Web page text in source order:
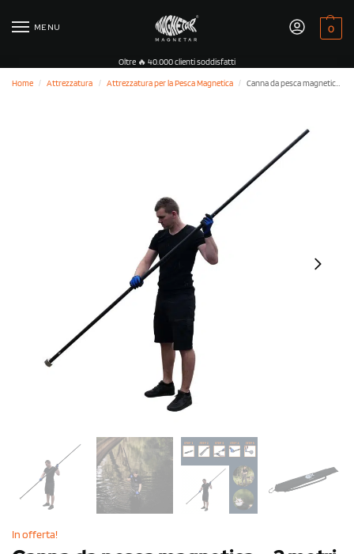
MENU 0
Oltre 🔥 40.000 clienti soddisfatti
Home
/ Attrezzatura / Attrezzatura per la Pesca Magnetica / Canna da pesca magnetica – 3 metri / 10 ft
In offerta!